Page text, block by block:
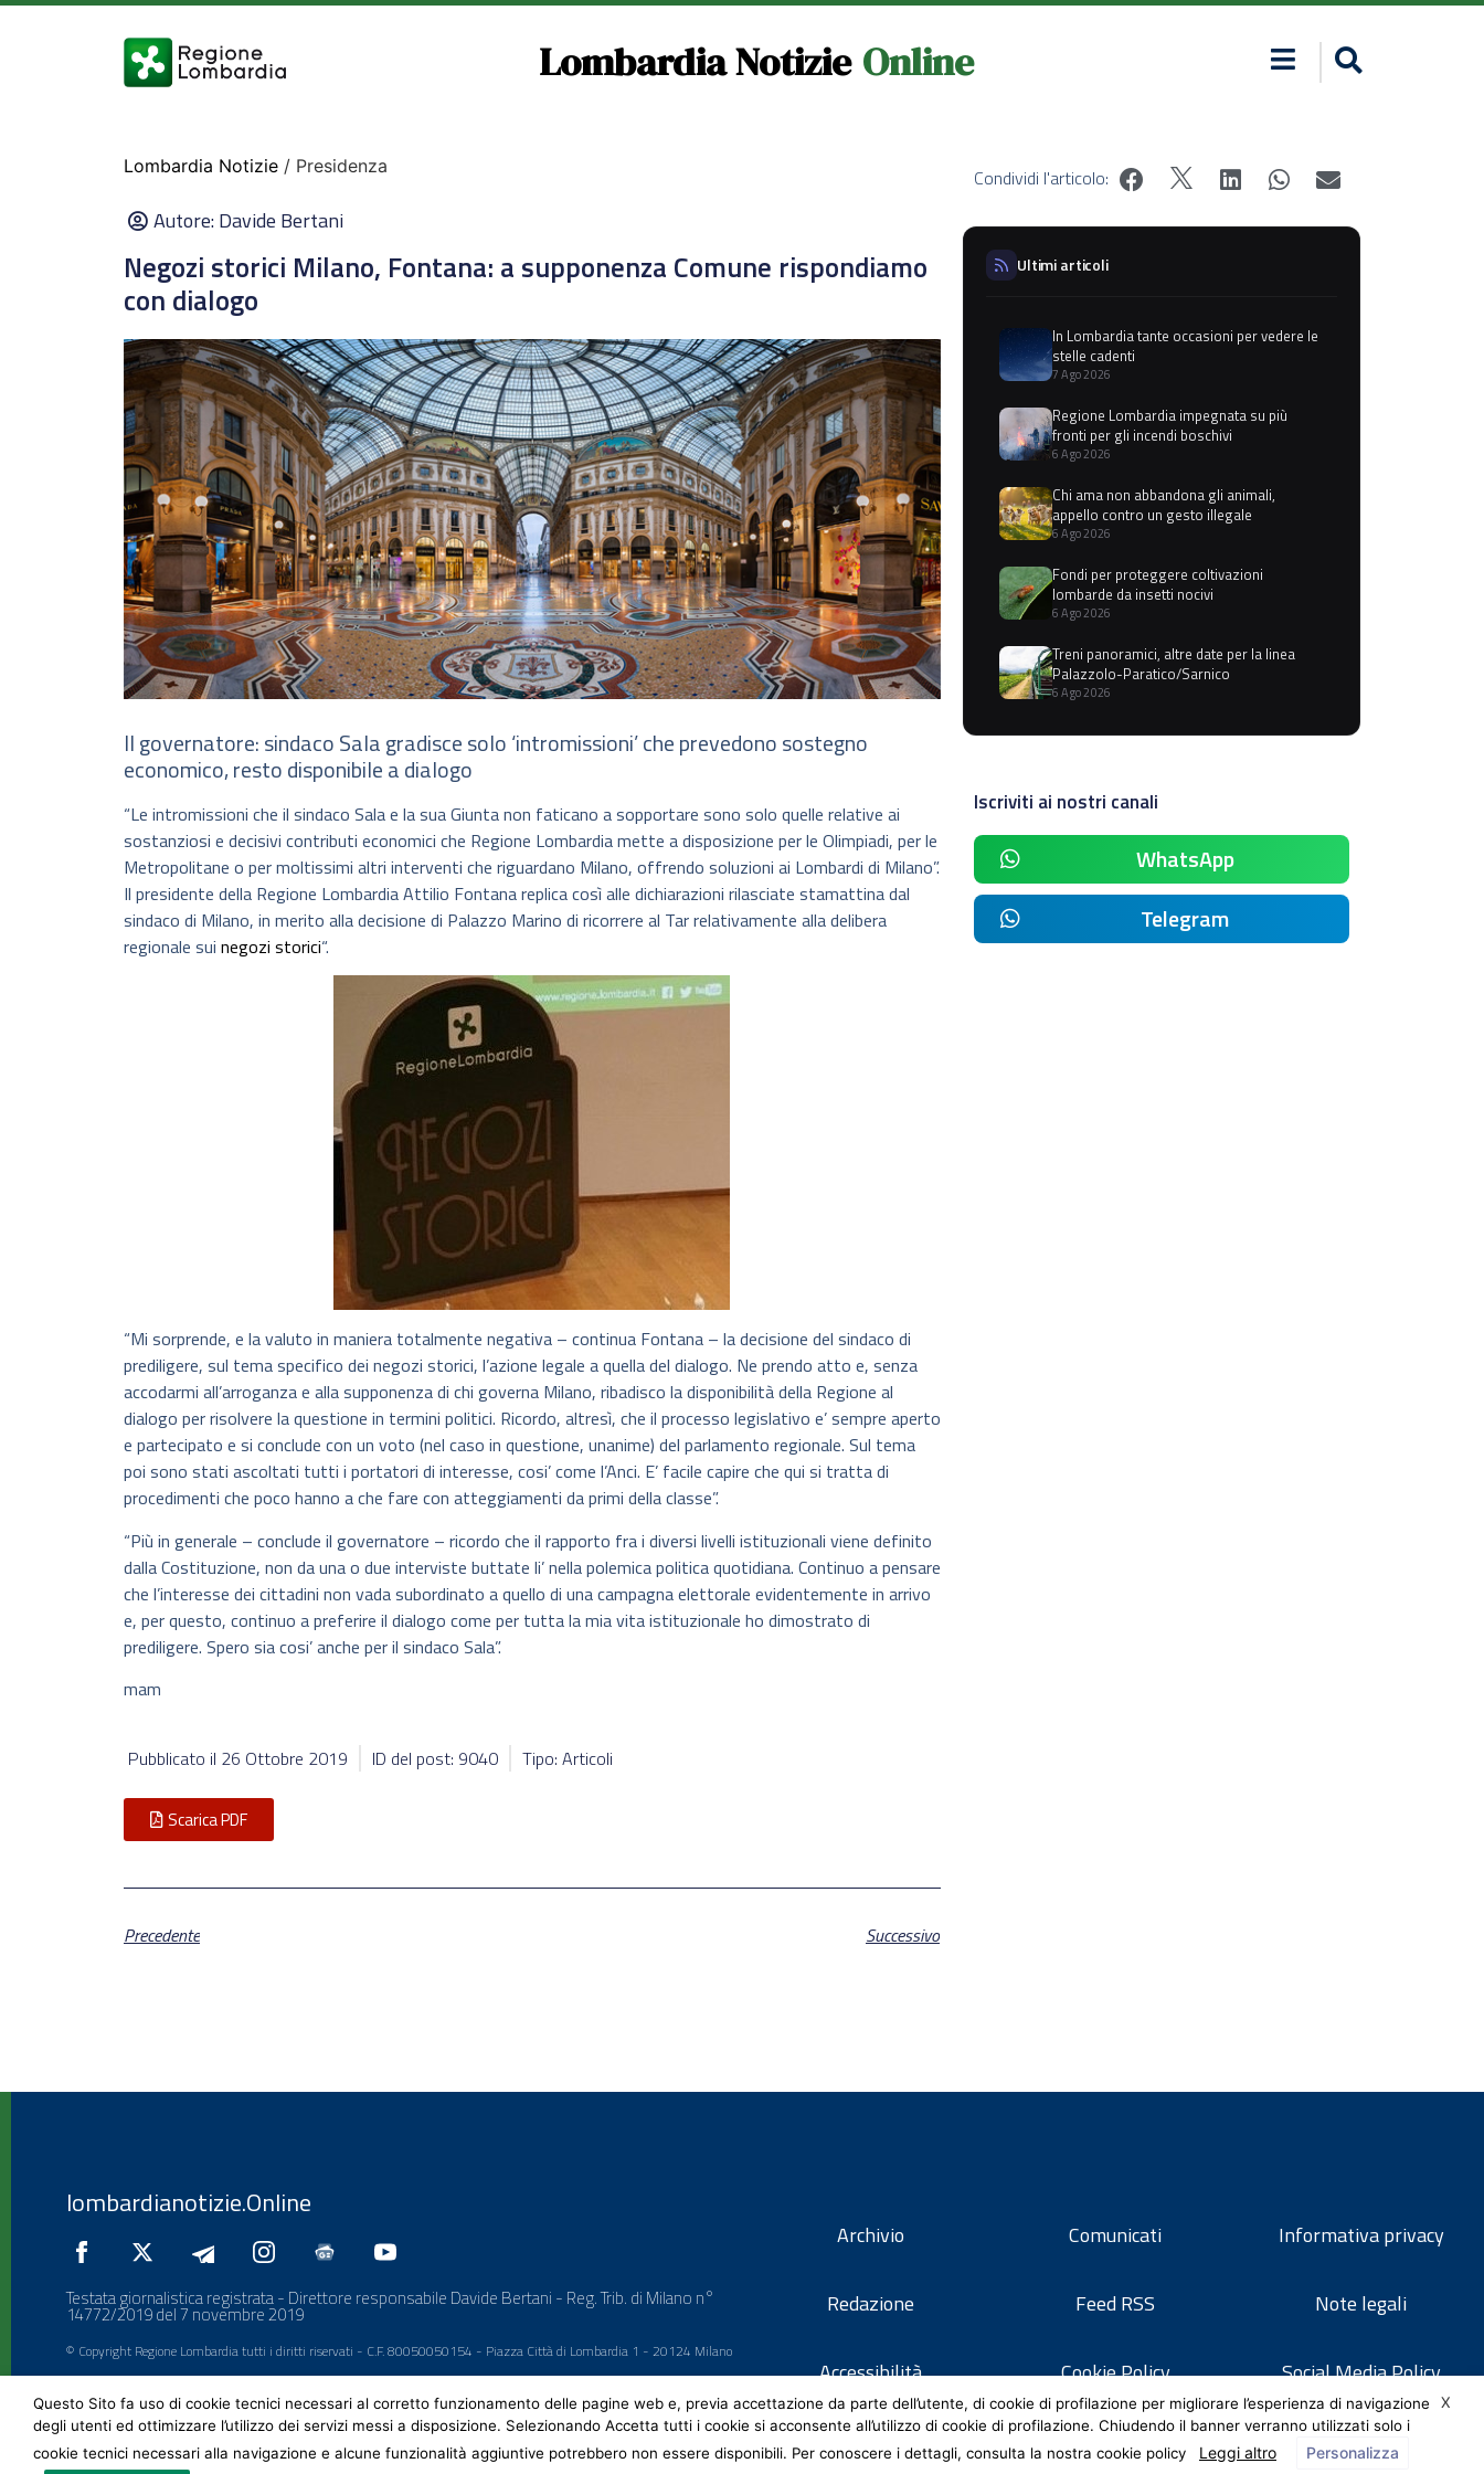
Lombardia Notizie Online
Lombardia Notizie / Presidenza
Autore:Davide Bertani
Negozi storici Milano, Fontana: a supponenza Comune rispondiamo
con dialogo
Il governatore: sindaco Sala gradisce solo ‘intromissioni’ che prevedono sostegno
economico, resto disponibile a dialogo
“Le intromissioni che il sindaco Sala e la sua Giunta non faticano a sopportare sono solo quelle relative ai
sostanziosi e decisivi contributi economici che Regione Lombardia mette a disposizione per le Olimpiadi, per le
Metropolitane o per moltissimi altri interventi che riguardano Milano, offrendo soluzioni ai Lombardi di Milano”.
Il presidente della Regione Lombardia Attilio Fontana replica così alle dichiarazioni rilasciate stamattina dal
sindaco di Milano, in merito alla decisione di Palazzo Marino di ricorrere al Tar relativamente alla delibera
regionale sui negozi storici“.
“Mi sorprende, e la valuto in maniera totalmente negativa – continua Fontana – la decisione del sindaco di
prediligere, sul tema specifico dei negozi storici, l’azione legale a quella del dialogo. Ne prendo atto e, senza
accodarmi all’arroganza e alla supponenza di chi governa Milano, ribadisco la disponibilità della Regione al
dialogo per risolvere la questione in termini politici. Ricordo, altresì, che il processo legislativo e’ sempre aperto
e partecipato e si conclude con un voto (nel caso in questione, unanime) del parlamento regionale. Sul tema
poi sono stati ascoltati tutti i portatori di interesse, cosi’ come l’Anci. E’ facile capire che qui si tratta di
procedimenti che poco hanno a che fare con atteggiamenti da primi della classe”.
“Più in generale – conclude il governatore – ricordo che il rapporto fra i diversi livelli istituzionali viene definito
dalla Costituzione, non da una o due interviste buttate li’ nella polemica politica quotidiana. Continuo a pensare
che l’interesse dei cittadini non vada subordinato a quello di una campagna elettorale evidentemente in arrivo
e, per questo, continuo a preferire il dialogo come per tutta la mia vita istituzionale ho dimostrato di
prediligere. Spero sia cosi’ anche per il sindaco Sala”.
mam
Pubblicato il 26 Ottobre 2019 ID del post: 9040 Tipo: Articoli
Scarica PDF
Precedente Successivo
Condividi l'articolo:
Ultimi articoli
In Lombardia tante occasioni per vedere le
stelle cadenti
7 Ago 2026
Regione Lombardia impegnata su più
fronti per gli incendi boschivi
6 Ago 2026
Chi ama non abbandona gli animali,
appello contro un gesto illegale
6 Ago 2026
Fondi per proteggere coltivazioni
lombarde da insetti nocivi
6 Ago 2026
Treni panoramici, altre date per la linea
Palazzolo-Paratico/Sarnico
6 Ago 2026
Iscriviti ai nostri canali
WhatsApp
Telegram
lombardianotizie.Online
Testata giornalistica registrata - Direttore responsabile Davide Bertani - Reg. Trib. di Milano n°
14772/2019 del 7 novembre 2019
© Copyright Regione Lombardia tutti i diritti riservati - C.F. 80050050154 - Piazza Città di Lombardia 1 - 20124 Milano
Archivio
Redazione
Accessibilità
Comunicati
Feed RSS
Cookie Policy
Informativa privacy
Note legali
Social Media Policy
X
Questo Sito fa uso di cookie tecnici necessari al corretto funzionamento delle pagine web e, previa accettazione da parte dell’utente, di cookie di profilazione per migliorare l’esperienza di navigazione
degli utenti ed ottimizzare l’utilizzo dei servizi messi a disposizione. Selezionando Accetta tutti i cookie si acconsente all’utilizzo di cookie di profilazione. Chiudendo il banner verranno utilizzati solo i
cookie tecnici necessari alla navigazione e alcune funzionalità aggiuntive potrebbero non essere disponibili. Per conoscere i dettagli, consulta la nostra cookie policy
Leggi altro Personalizza